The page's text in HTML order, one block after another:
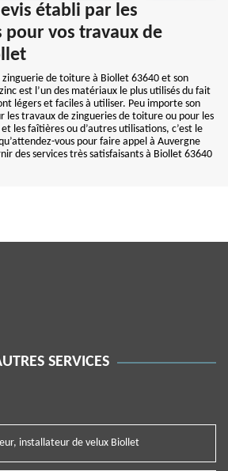
établi par les
vos travaux de
zinguerie de toiture à Biollet 63640 et son
est l’un des matériaux le plus utilisés du fait
légers et faciles à utiliser. Peu importe son
les travaux de zingueries de toiture ou pour les
les faîtières ou d’autres utilisations, c’est le
vous pour faire appel à Auvergne
des services très satisfaisants à Biollet 63640
SERVICES
installateur de velux Biollet